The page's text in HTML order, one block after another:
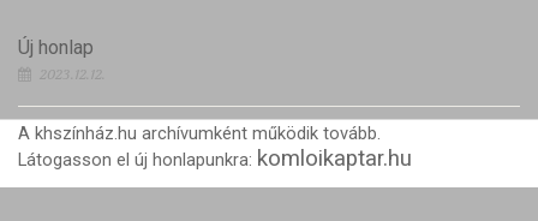
Új honlap
2023.12.12.
A khszínház.hu archívumként működik tovább.
Látogasson el új honlapunkra: komloikaptar.hu